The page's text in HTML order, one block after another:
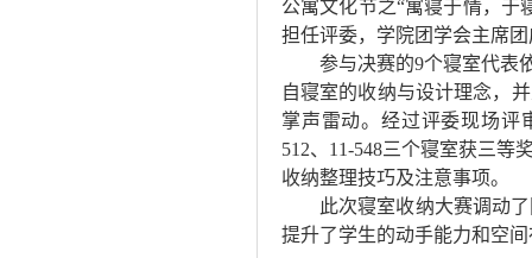
公寓文化节之“寓寝于情，于
担任评委，学院团学会主席
参与决赛的9个寝室代表
自寝室的收纳与设计理念，
掌声雷动。经过评委现场评
512、 11-548三个寝室获三等
收纳整理技巧及注意事项。
此次寝室收纳大赛调动
提升了学生的动手能力和空